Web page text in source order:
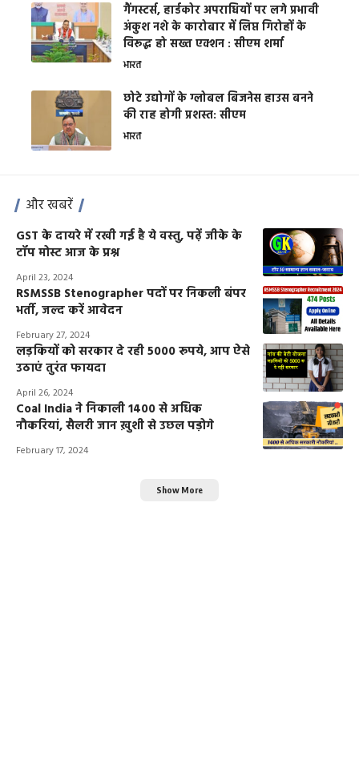
गैंगस्टर्स, हार्डकोर अपराधियों पर लगे प्रभावी
अंकुश नशे के कारोबार में लिप्त गिरोहों के
विरूद्ध हो सख्त एक्शन : सीएम शर्मा
भारत
छोटे उद्योगों के ग्लोबल बिजनेस हाउस बनने
की राह होगी प्रशस्त: सीएम
भारत
और खबरें
GST के दायरे में रखी गई है ये वस्तु, पढ़ें जीके के
टॉप मोस्ट आज के प्रश्न
April 23, 2024
RSMSSB Stenographer पदों पर निकली बंपर
भर्ती, जल्द करें आवेदन
February 27, 2024
लड़कियों को सरकार दे रही 5000 रूपये, आप ऐसे
उठाएं तुरंत फायदा
April 26, 2024
Coal India ने निकाली 1400 से अधिक
नौकरियां, सैलरी जान ख़ुशी से उछल पड़ोगे
February 17, 2024
Show More